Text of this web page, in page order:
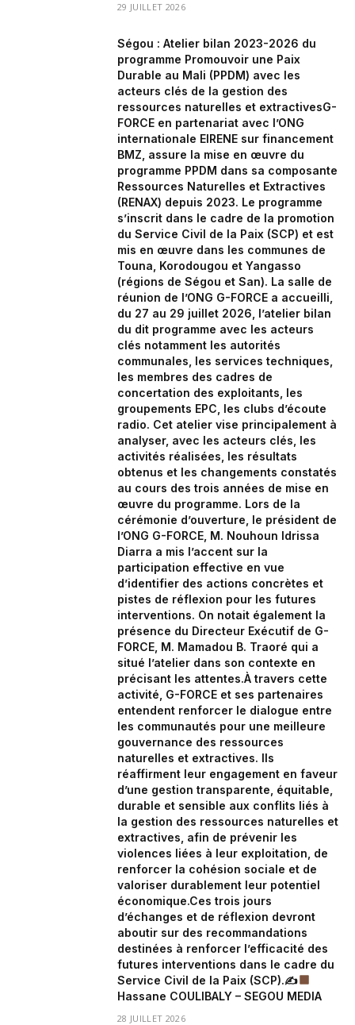
29 JUILLET 2026
Ségou : Atelier bilan 2023-2026 du
programme Promouvoir une Paix
Durable au Mali (PPDM) avec les
acteurs clés de la gestion des
ressources naturelles et extractivesG-
FORCE en partenariat avec l’ONG
internationale EIRENE sur financement
BMZ, assure la mise en œuvre du
programme PPDM dans sa composante
Ressources Naturelles et Extractives
(RENAX) depuis 2023. Le programme
s’inscrit dans le cadre de la promotion
du Service Civil de la Paix (SCP) et est
mis en œuvre dans les communes de
Touna, Korodougou et Yangasso
(régions de Ségou et San). La salle de
réunion de l’ONG G-FORCE a accueilli,
du 27 au 29 juillet 2026, l’atelier bilan
du dit programme avec les acteurs
clés notamment les autorités
communales, les services techniques,
les membres des cadres de
concertation des exploitants, les
groupements EPC, les clubs d’écoute
radio. Cet atelier vise principalement à
analyser, avec les acteurs clés, les
activités réalisées, les résultats
obtenus et les changements constatés
au cours des trois années de mise en
œuvre du programme. Lors de la
cérémonie d’ouverture, le président de
l’ONG G-FORCE, M. Nouhoun Idrissa
Diarra a mis l’accent sur la
participation effective en vue
d’identifier des actions concrètes et
pistes de réflexion pour les futures
interventions. On notait également la
présence du Directeur Exécutif de G-
FORCE, M. Mamadou B. Traoré qui a
situé l’atelier dans son contexte en
précisant les attentes.À travers cette
activité, G-FORCE et ses partenaires
entendent renforcer le dialogue entre
les communautés pour une meilleure
gouvernance des ressources
naturelles et extractives. Ils
réaffirment leur engagement en faveur
d’une gestion transparente, équitable,
durable et sensible aux conflits liés à
la gestion des ressources naturelles et
extractives, afin de prévenir les
violences liées à leur exploitation, de
renforcer la cohésion sociale et de
valoriser durablement leur potentiel
économique.Ces trois jours
d’échanges et de réflexion devront
aboutir sur des recommandations
destinées à renforcer l’efficacité des
futures interventions dans le cadre du
Service Civil de la Paix (SCP).✍
Hassane COULIBALY – SEGOU MEDIA
28 JUILLET 2026